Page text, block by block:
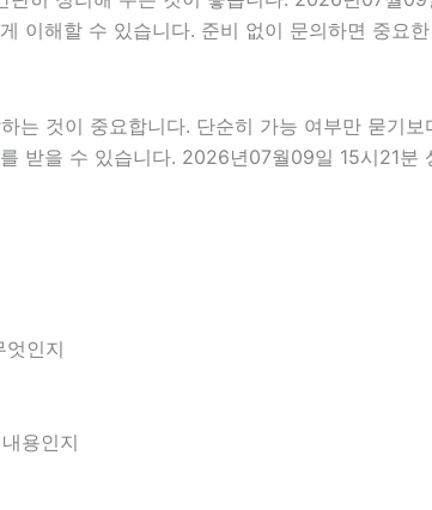
이해할 수 있습니다. 준비 없이 문의하면 중요
는 것이 중요합니다. 단순히 가능 여부만 묻기
받을 수 있습니다. 2026년07월09일 15시21
인지
용인지